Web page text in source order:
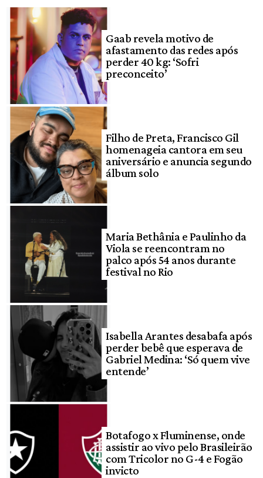
Gaab revela motivo de
afastamento das redes após
perder 40 kg: ‘Sofri
preconceito’
Filho de Preta, Francisco Gil
homenageia cantora em seu
aniversário e anuncia segundo
álbum solo
Maria Bethânia e Paulinho da
Viola se reencontram no
palco após 54 anos durante
festival no Rio
Isabella Arantes desabafa após
perder bebê que esperava de
Gabriel Medina: ‘Só quem vive
entende’
Botafogo x Fluminense, onde
assistir ao vivo pelo Brasileirão
com Tricolor no G-4 e Fogão
invicto